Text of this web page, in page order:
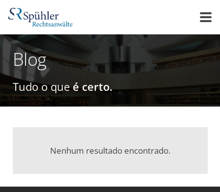
Blog
Tudo o queé certo.
Nenhum resultado encontrado.